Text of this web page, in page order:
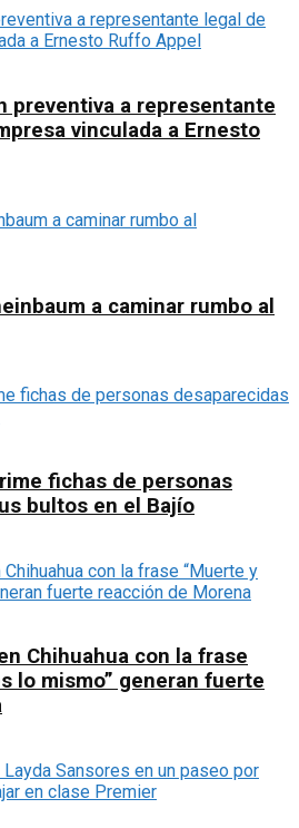
preventiva a representante
vinculada a Ernesto
a caminar rumbo al
fichas de personas
bultos en el Bajío
Chihuahua con la frase
lo mismo” generan fuerte